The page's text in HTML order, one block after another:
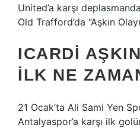
United’a karşı
Old Trafford’da “Aşkın
ICARDI
ILK NE
21 Ocak’ta Ali Sami Yen
Antalyaspor’a karşı ilk